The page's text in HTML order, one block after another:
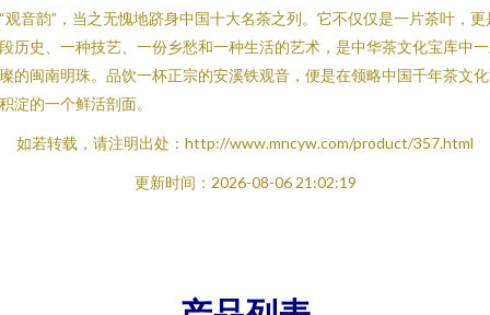
观音韵”，当之无愧地跻身中国十大名茶之列。它不仅仅是一片茶叶，更
历史、一种技艺、一份乡愁和一种生活的艺术，是中华茶文化宝库中
的闽南明珠。品饮一杯正宗的安溪铁观音，便是在领略中国千年茶文
淀的一个鲜活剖面。
如若转载，请注明出处：http://www.mncyw.com/product/357.html
更新时间：2026-08-06 21:02:19